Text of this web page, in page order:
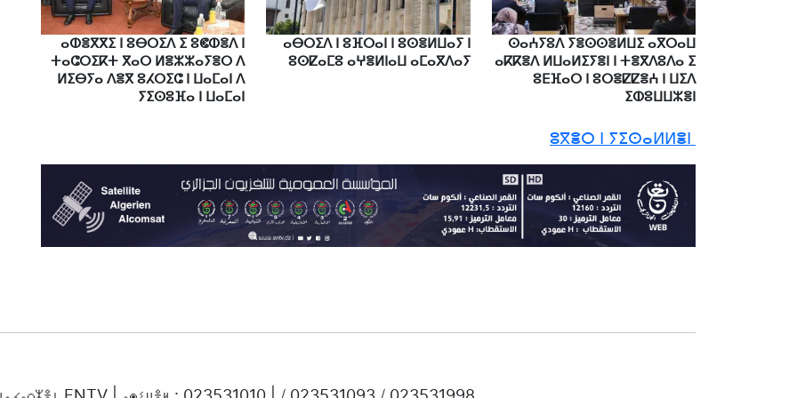
ⵙⴰⵄⵢⵓⴷ ⵢⴻⵙⵙⴻⵍⵡⵉ ⴰⴳⵔⴰⵡ
ⴰⴽⴽⴻⴷ ⵍⵡⴰⵍⵉⵢⴻⵏ ⵏ ⵜⴻⴳⴷⵓⴷⴰ ⵉ
ⵓⴹⴼⴰⵔ ⵏ ⵓⵔⴻⵇⵇⴻⵄ ⵏ ⵡⵉⴷ
ⵉⵀⵓⵡⵡⵣⴻⵏ
ⴰⴱⵔⵉⴷ ⵏ ⵓⴼⵔⴰⵏ ⵏ ⵓⵙⴻⵍⵡⴰⵢ ⵏ
ⵓⵙⵇⴰⵎⵓ ⴰⵖⴻⵍⵏⴰⵡ ⴰⵎⴰⴳⴷⴰⵢ
ⴰⵀⴻⴳⴳⵉ ⵏ ⵓⴱⵔⵉⴷ ⵉ ⵓⵞⵀⴻⴷ ⵏ
ⵜⴰⵛⵔⵉⴽⵜ ⴳⴰⵔ ⵍⴻⵣⵣⴰⵢⴻⵔ ⴷ
ⵍⵉⴱⵢⴰ ⴷⴻⴳ ⵓⵃⵔⵉⵛ ⵏ ⵡⴰⵎⴰⵏ ⴷ
ⵢⵉⵙⵓⴼⴰ ⵏ ⵡⴰⵎⴰⵏ